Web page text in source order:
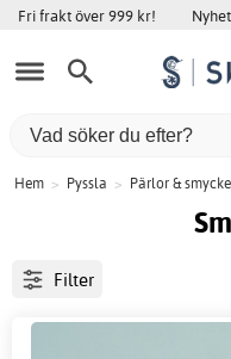
Fri frakt över 999 kr!
Hem > Pyssla > Pärlor &
Filter